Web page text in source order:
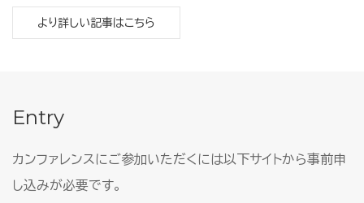
より詳しい記事はこちら
Entry
カンファレンスにご参加いただくには以下サイトから事前申
し込みが必要です。